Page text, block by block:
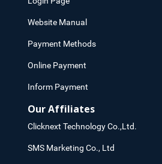
Website Manual
Payment Methods
Online Payment
Inform Payment
Our Affiliates
Clicknext Technology Co.,Ltd.
SMS Marketing Co., Ltd